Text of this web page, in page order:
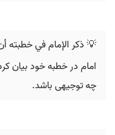
💡 ذكر الإمام في خطبته
امام در خطبه خود بیان
چه توجیهی باشد.